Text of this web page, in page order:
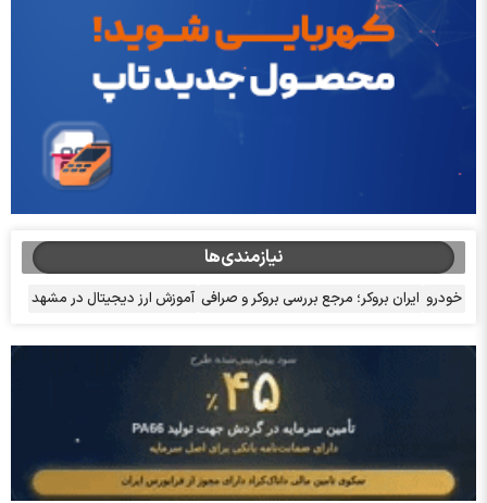
نیازمندی‌ها
خودرو ایران بروکر؛ مرجع بررسی بروکر و صرافی آموزش ارز دیجیتال در مشهد